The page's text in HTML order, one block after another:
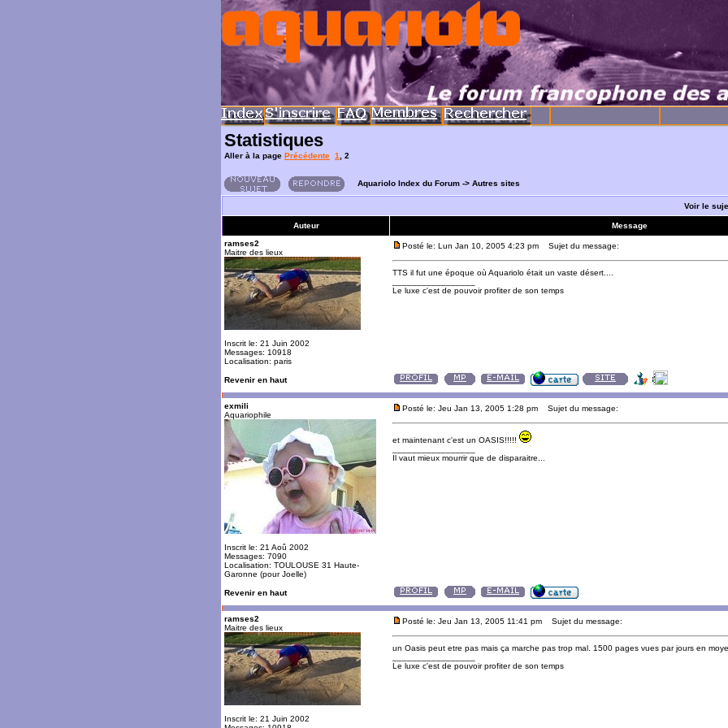
Statistiques
Aller à la page Précédente 1 2
Aquariolo Index du Forum -> Autres sites
Voir le
Auteur
Message
ramses2
Maitre des lieux
Inscrit le: 21 Juin 2002
Messages: 10918
Localisation: paris
Posté le: Lun Jan 10, 2005 4:23 pm Sujet du message:
TTS il fut une époque où Aquariolo était un vaste désert....
Le luxe c'est de pouvoir profiter de son temps
Revenir en haut
exmili
Aquariophile
Inscrit le: 21 Aoû 2002
Messages: 7090
Localisation: TOULOUSE 31 Haute-
Garonne (pour Joelle)
Posté le: Jeu Jan 13, 2005 1:28 pm Sujet du message:
et maintenant c'est un OASIS!!!!!
Il vaut mieux mourrir que de disparaitre...
Revenir en haut
ramses2
Maitre des lieux
Inscrit le: 21 Juin 2002
Posté le: Jeu Jan 13, 2005 11:41 pm Sujet du message:
un Oasis peut etre pas mais ça marche pas trop mal. 1500 pages vues par jours en
Le luxe c'est de pouvoir profiter de son temps